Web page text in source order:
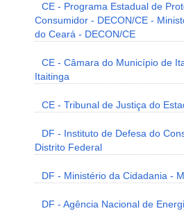
CE - Programa Estadual de
Consumidor - DECON/CE -
do Ceará - DECON/CE
CE - Câmara do Município de
Itaitinga
CE - Tribunal de Justiça do
DF - Instituto de Defesa do
Distrito Federal
DF - Ministério da Cidadania -
DF - Agência Nacional de